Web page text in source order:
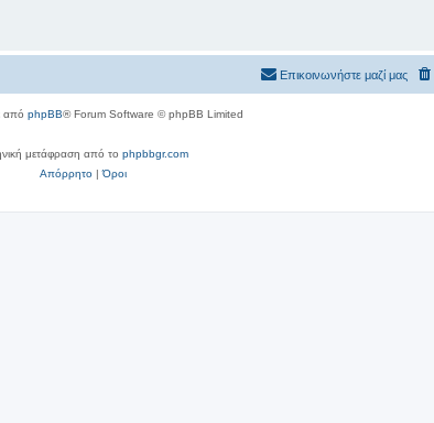
Επικοινωνήστε μαζί μας
από phpBB® Forum Software © phpBB Limited
μετάφραση από το phpbbgr.com
Απόρρητο|Όροι